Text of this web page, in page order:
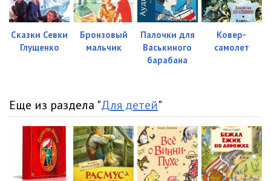
31 BABOCHKA 07:39
32 BABOCHKA 07:36
35 BABOCHKA 06:43
36 BABOCHKA 07:04
37 BABOCHKA 07:04
Сказки Севки
Глущенко
Бронзовый
мальчик
Палочки для
Васькиного
барабана
Ковер-
самолет
Еще из раздела "Для детей"